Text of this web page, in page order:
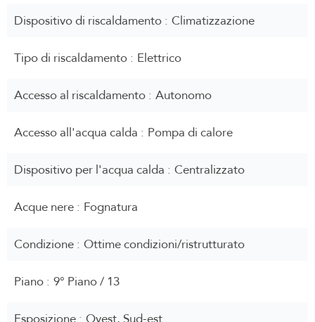
Dispositivo di riscaldamento Climatizzazione
Tipo di riscaldamento Elettrico
Accesso al riscaldamento Autonomo
Accesso all'acqua calda Pompa di calore
Dispositivo per l'acqua calda Centralizzato
Acque nere Fognatura
Condizione Ottime condizioni/ristrutturato
Piano 9° Piano / 13